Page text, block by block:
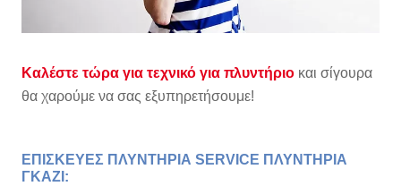
Καλέστε τώρα για τεχνικό για πλυντήριο και σίγουρα
θα χαρούμε να σας εξυπηρετήσουμε!
ΕΠΙΣΚΕΥΕΣ ΠΛΥΝΤΗΡΙΑ SERVICE ΠΛΥΝΤΗΡΙΑ
ΓΚΑΖΙ: